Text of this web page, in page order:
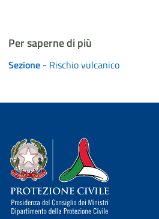
Per saperne di più
Sezione - Rischio vulcanico
Dipartimento della